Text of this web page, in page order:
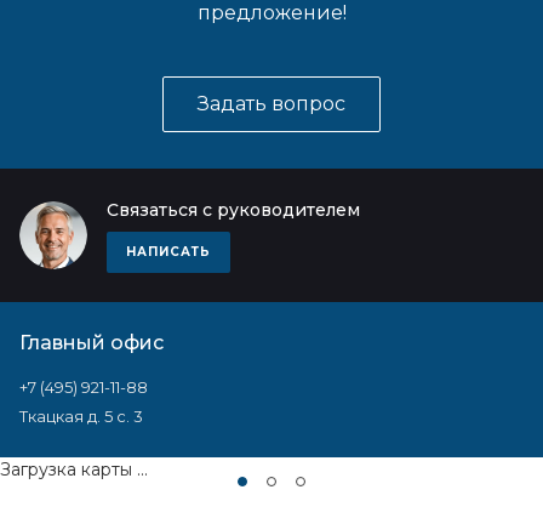
предложение!
Задать вопрос
Связаться с руководителем
НАПИСАТЬ
Главный офис
+7 (495) 921-11-88
Ткацкая д. 5 с. 3
Загрузка карты ...